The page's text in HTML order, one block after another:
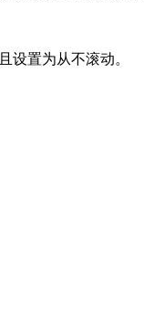
设置为从不滚动。